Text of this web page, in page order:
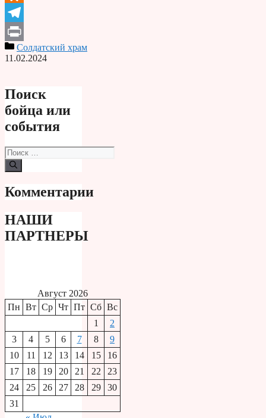
Odnoklassniki
Telegram
PrintСолдатский храм
11.02.2024
Поиск
бойца или
события
Поиск:
Комментарии
НАШИ
ПАРТНЕРЫ
Август 2026
Пн Вт Ср Чт Пт Сб Вс
1
2
3
4 5 6 7 8
9
10
11 12 13 14 15
16
17
18 19 20 21 22
23
24
25 26 27 28 29
30
31